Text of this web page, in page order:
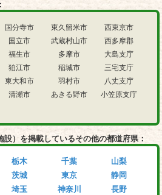
国分寺市
国立市
福生市
狛江市
東大和市
清瀬市
東久留米市
武蔵村山市
多摩市
稲城市
羽村市
あきる野市
西東京市
西多摩郡
大島支庁
三宅支庁
八丈支庁
小笠原支庁
）を掲載しているその他の都道府県：
栃木
茨城
埼玉
千葉
東京
神奈川
山梨
静岡
長野